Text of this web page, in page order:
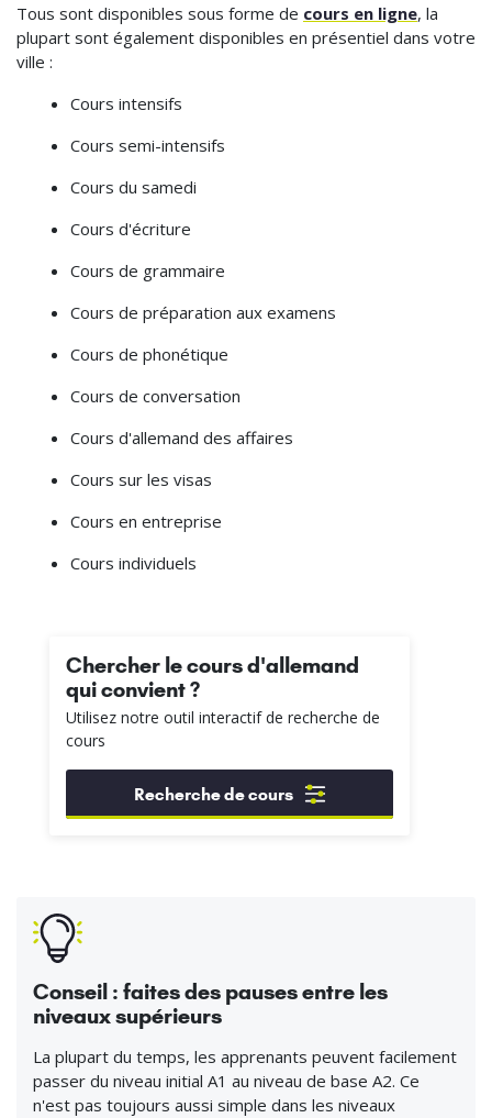
Tous sont disponibles sous forme de cours en ligne, la
plupart sont également disponibles en présentiel dans votre
ville :
Cours intensifs
Cours semi-intensifs
Cours du samedi
Cours d'écriture
Cours de grammaire
Cours de préparation aux examens
Cours de phonétique
Cours de conversation
Cours d'allemand des affaires
Cours sur les visas
Cours en entreprise
Cours individuels
Chercher le cours d'allemand
qui convient ?
Utilisez notre outil interactif de recherche de
cours
Recherche de cours
Conseil : faites des pauses entre les
niveaux supérieurs
La plupart du temps, les apprenants peuvent facilement
passer du niveau initial A1 au niveau de base A2. Ce
n'est pas toujours aussi simple dans les niveaux